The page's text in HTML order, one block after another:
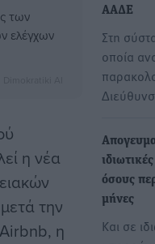
των
ελέγχων
η νέα
την
η
ΑΑΔΕ
Στη
οποία
όσους
μήνες
Και σε